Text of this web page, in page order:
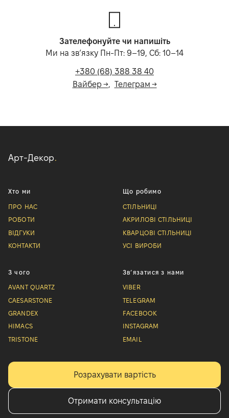
Зателефонуйте чи напишіть
Ми на звʼязку Пн-Пт: 9–19, Сб: 10–14
+380 (68) 388 38 40
Вайбер →, Телеграм →
Арт-Декор.
Хто ми
ПРО НАС
РОБОТИ
ВІДГУКИ
КОНТАКТИ
Що робимо
СТІЛЬНИЦІ
АКРИЛОВІ СТІЛЬНИЦІ
КВАРЦОВІ СТІЛЬНИЦІ
УСІ ВИРОБИ
З чого
AVANT QUARTZ
CAESARSTONE
GRANDEX
HIMACS
TRISTONE
Звʼязатися з нами
VIBER
TELEGRAM
FACEBOOK
INSTAGRAM
EMAIL
Розрахувати вартість
Отримати консультацію